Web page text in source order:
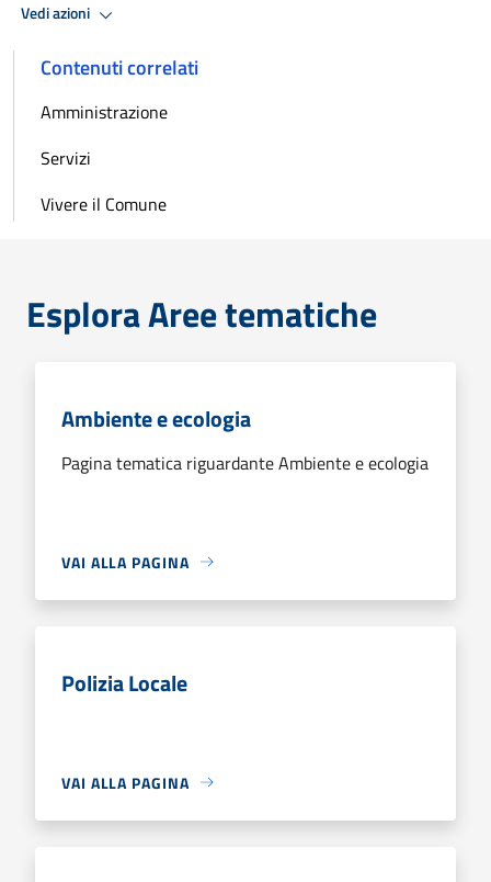
Vedi azioni
Contenuti correlati
Amministrazione
Servizi
Vivere il Comune
Esplora Aree tematiche
Ambiente e ecologia
Pagina tematica riguardante Ambiente e ecologia
VAI ALLA PAGINA
Polizia Locale
VAI ALLA PAGINA